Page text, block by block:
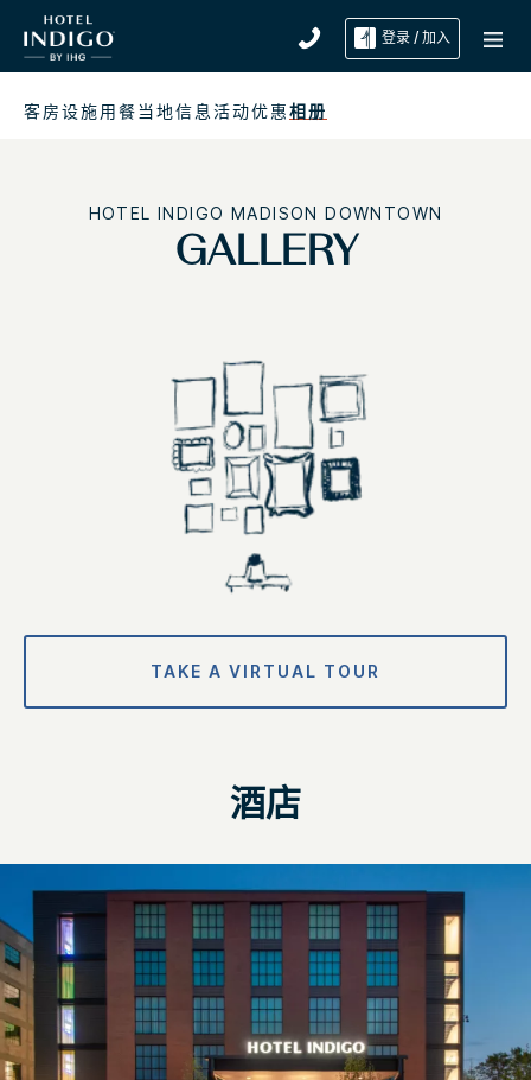
登录 / 加入
客房设施用餐当地信息活动优惠相册
HOTEL INDIGO MADISON DOWNTOWN
GALLERY
TAKE A VIRTUAL TOUR
酒店